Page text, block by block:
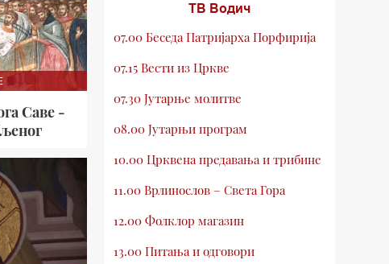
Саве -
ТВ Водич
07.00 Беседа Патријарха Порфирија
07.15 Вести из Цркве
07.30 Јутарње молитве
08.00 Јутарњи програм
10.00 Црквена предавања и трибине
11.00 Врлинослов – Света Гора
12.00 Фолклор магазин
13.00 Питања и одговори